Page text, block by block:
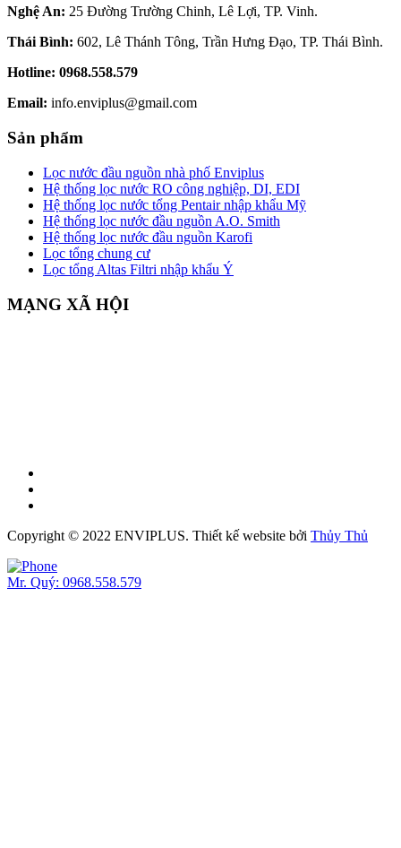
Nghệ An: 25 Đường Trường Chinh, Lê Lợi, TP. Vinh.
Thái Bình: 602, Lê Thánh Tông, Trần Hưng Đạo, TP. Thái Bình.
Hotline: 0968.558.579
Email: info.enviplus@gmail.com
Sản phẩm
Lọc nước đầu nguồn nhà phố Enviplus
Hệ thống lọc nước RO công nghiệp, DI, EDI
Hệ thống lọc nước tổng Pentair nhập khẩu Mỹ
Hệ thống lọc nước đầu nguồn A.O. Smith
Hệ thống lọc nước đầu nguồn Karofi
Lọc tổng chung cư
Lọc tổng Altas Filtri nhập khẩu Ý
MẠNG XÃ HỘI
Copyright © 2022 ENVIPLUS. Thiết kế website bởi Thủy Thủ
Mr. Quý: 0968.558.579